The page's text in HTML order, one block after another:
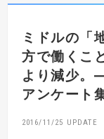
ミドルの「
方で働くこ
より減少。
アンケート
2016/11/25